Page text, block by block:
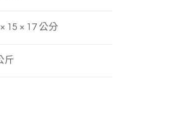
15 × 17公分
斤